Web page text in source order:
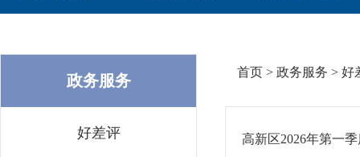
政务服务
好差评
首页 > 政务服务 > 好
高新区2026年第一